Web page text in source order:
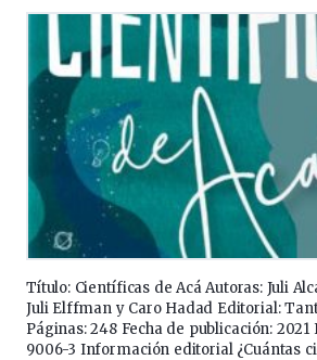
Título: Científicas de Acá Autoras: Juli
Juli Elffman y Caro Hadad Editorial:
Páginas: 248 Fecha de publicación: 2021
9006-3 Información editorial ¿Cuántas